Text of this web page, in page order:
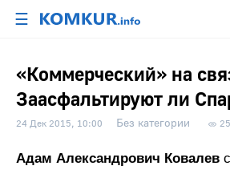
☰
«Коммерческий» на
Заасфальтируют ли
24 Дек 2015, 10:00 Без категории
Адам Александрович Ковалев